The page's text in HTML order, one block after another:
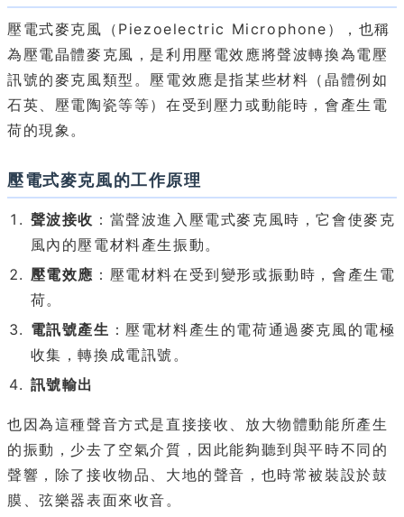
壓電式麥克風（Piezoelectric Microphone），也稱
為壓電晶體麥克風，是利用壓電效應將聲波轉換為電壓
訊號的麥克風類型。壓電效應是指某些材料（晶體例如
石英、壓電陶瓷等等）在受到壓力或動能時，會產生電
荷的現象。
壓電式麥克風的工作原理
聲波接收 ：當聲波進入壓電式麥克風時，它會使麥克
風內的壓電材料產生振動。
壓電效應 ：壓電材料在受到變形或振動時，會產生電
荷。
電訊號產生 ：壓電材料產生的電荷通過麥克風的電極
收集，轉換成電訊號。
訊號輸出
也因為這種聲音方式是直接接收、放大物體動能所產生
的振動，少去了空氣介質，因此能夠聽到與平時不同的
聲響，除了接收物品、大地的聲音，也時常被裝設於鼓
膜、弦樂器表面來收音。